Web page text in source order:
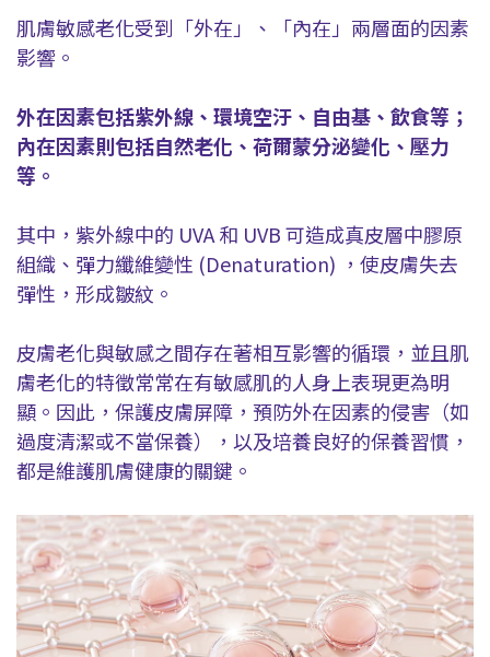
肌膚敏感老化受到「外在」、「內在」兩層面的因素
影響。
外在因素包括紫外線、環境空汙、自由基、飲食等；
內在因素則包括自然老化、荷爾蒙分泌變化、壓力
等。
其中，紫外線中的 UVA 和 UVB 可造成真皮層中膠原
組織、彈力纖維變性 (Denaturation) ，使皮膚失去
彈性，形成皺紋。
皮膚老化與敏感之間存在著相互影響的循環，並且肌
膚老化的特徵常常在有敏感肌的人身上表現更為明
顯。因此，保護皮膚屏障，預防外在因素的侵害（如
過度清潔或不當保養），以及培養良好的保養習慣，
都是維護肌膚健康的關鍵。